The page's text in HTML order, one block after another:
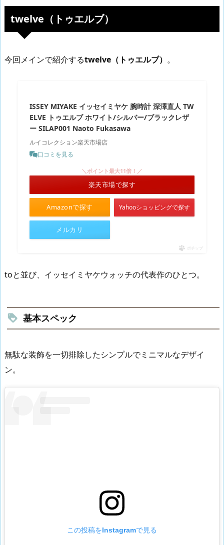
twelve（トゥエルブ）
今回メインで紹介するtwelve（トゥエルブ） 。
ISSEY MIYAKE イッセイミヤケ 腕時計 深澤直人 TW
ELVE トゥエルブ ホワイト/シルバー/ブラックレザ
ー SILAP001 Naoto Fukasawa
ルイコレクション楽天市場店
口コミを見る
Amazonで探す
＼ポイント最大11倍！／
楽天市場で探す
Yahooショッピングで探す
メルカリ
ポチップ
toと並び、イッセイミヤケウォッチの代表作のひとつ。
基本スペック
無駄な装飾を一切排除したシンプルでミニマルなデザイ
ン。
この投稿をInstagramで見る